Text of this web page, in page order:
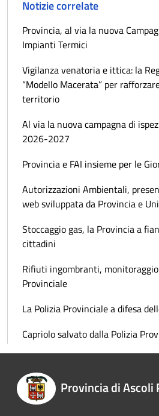
Notizie correlate
Provincia, al via la nuova
Impianti Termici
Vigilanza venatoria e ittica: la
“Modello Macerata” per
territorio
Al via la nuova campagna di
2026-2027
Provincia e FAI insieme per le
Autorizzazioni Ambientali,
web sviluppata da Provincia e
Stoccaggio gas, la Provincia a
cittadini
Rifiuti ingombranti,
Provinciale
La Polizia Provinciale a difesa
Capriolo salvato dalla Polizia
Provincia di Ascoli